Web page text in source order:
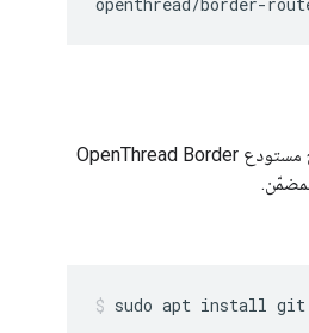
لإنشاء الصورة بنفسك، استنسِخ مستودع OpenThread Border
sudo apt install git